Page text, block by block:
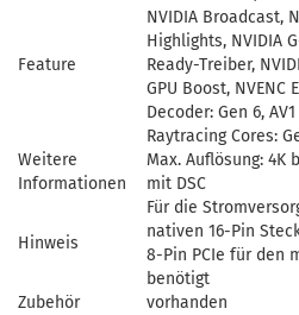
Feature
NVIDIA Broadcast,
Highlights, NVIDIA
Ready-Treiber,
GPU Boost, NVENC
Decoder: Gen 6,
Raytracing Cores:
Weitere
Informationen
Max. Auflösung: 4K
mit DSC
Hinweis
Für die
nativen 16-Pin
8-Pin PCIe für den
benötigt
Zubehör
vorhanden